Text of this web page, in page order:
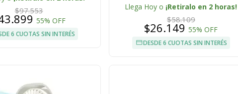
$97.553
55% OFF
6 CUOTAS SIN INTERÉS
Llega Hoy o ¡Retiralo en 2 horas!
$58.109
$26.14955% OFF
DESDE 6 CUOTAS SIN INTERÉS